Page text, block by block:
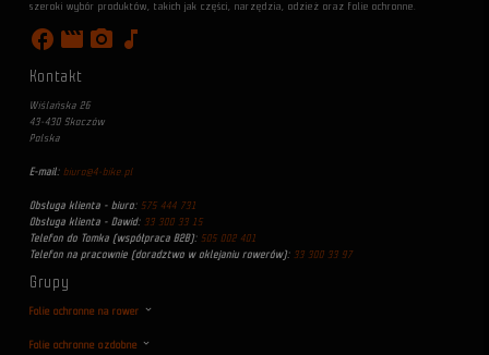
szeroki wybór produktów, takich jak części, narzędzia, odzież oraz folie ochronne.
facebook movie photo_camera music_note
Kontakt
Wiślańska 26
43-430 Skoczów
Polska
E-mail: biuro@4-bike.pl
Obsługa klienta - biuro: 575 444 731
Obsługa klienta - Dawid: 33 300 33 15
Telefon do Tomka (współpraca B2B): 505 002 401
Telefon na pracownie (doradztwo w oklejaniu rowerów): 33 300 33 97
Grupy
Folie ochronne na rower
Folie ochronne ozdobne